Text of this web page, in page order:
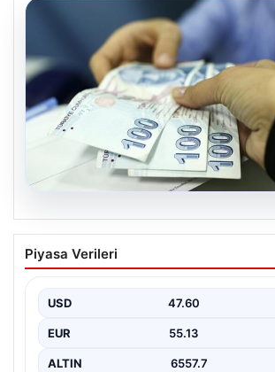
05.08.2026
Nisan 2026 Doğum Yardımı
Başladı: Bakan Göktaş Açıkladı
ailelerin beklediği şekilde hesaplara
ediyor.…
Piyasa Verileri
USD 47.60
EUR 55.13
ALTIN 6557.7